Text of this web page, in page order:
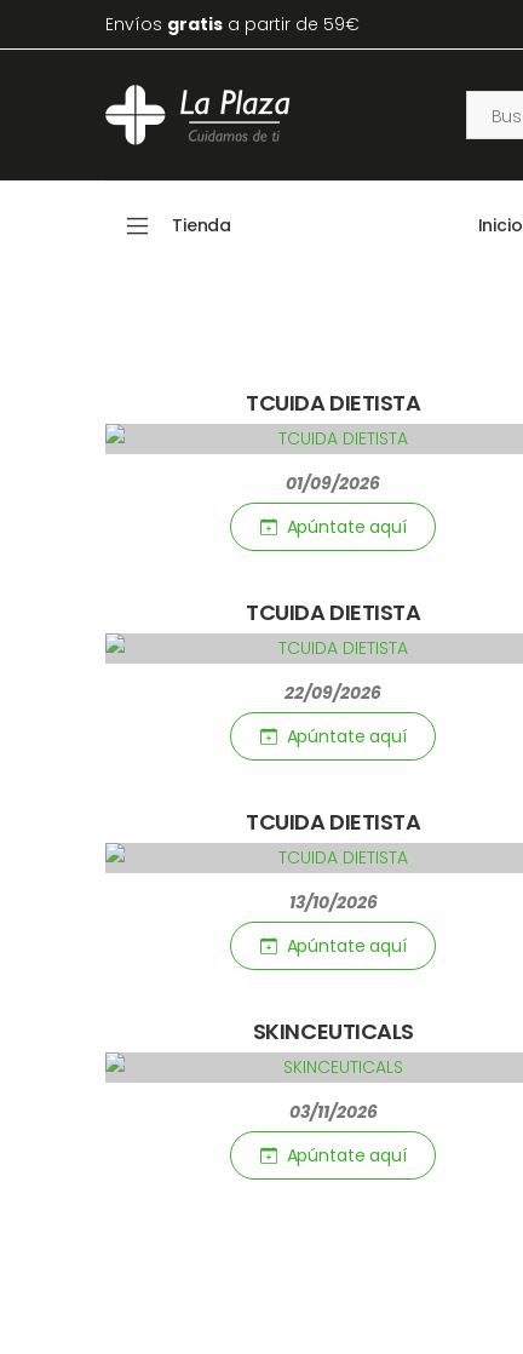
Envíos gratis a partir de 59€
Tienda Inicio
TCUIDA DIETISTA
01/09/2026
Apúntate aquí­
TCUIDA DIETISTA
22/09/2026
Apúntate aquí­
TCUIDA DIETISTA
13/10/2026
Apúntate aquí­
SKINCEUTICALS
03/11/2026
Apúntate aquí­